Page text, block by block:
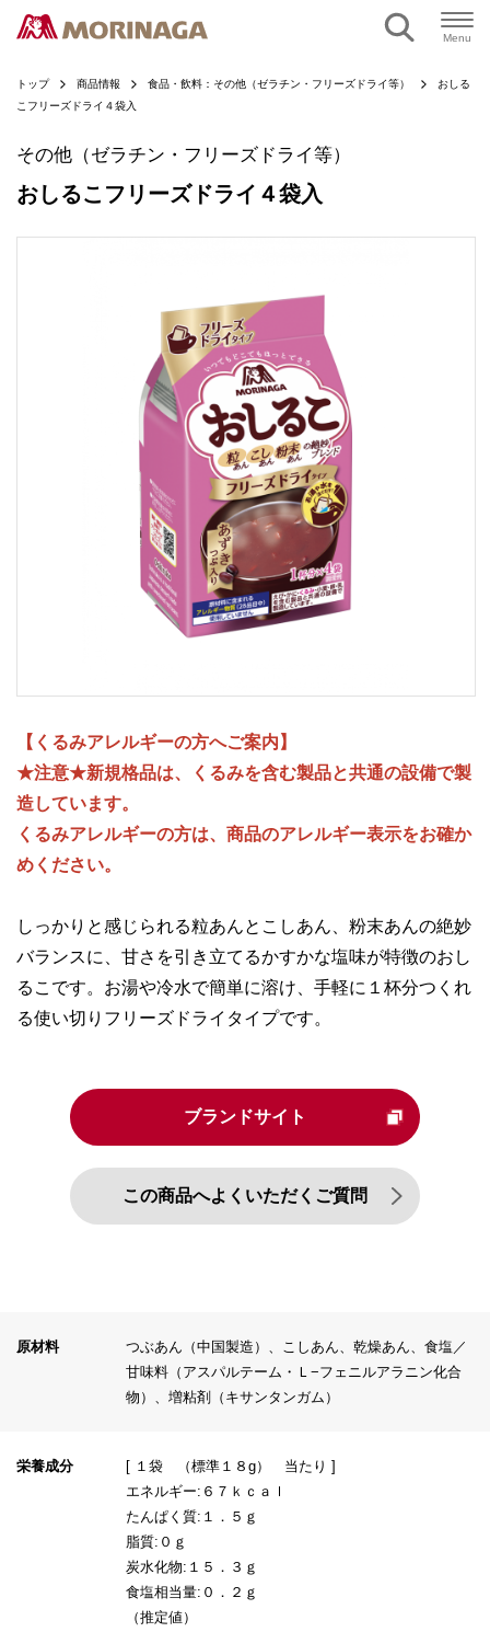
Menu
トップ 商品情報 食品・飲料：その他（ゼラチン・フリーズドライ等）
おしる
こフリーズドライ４袋入
その他（ゼラチン・フリーズドライ等）
おしるこフリーズドライ４袋入
【くるみアレルギーの方へご案内】
★注意★新規格品は、くるみを含む製品と共通の設備で製
造しています。
くるみアレルギーの方は、商品のアレルギー表示をお確か
めください。
しっかりと感じられる粒あんとこしあん、粉末あんの絶妙
バランスに、甘さを引き立てるかすかな塩味が特徴のおし
るこです。お湯や冷水で簡単に溶け、手軽に１杯分つくれ
る使い切りフリーズドライタイプです。
ブランドサイト
この商品へよくいただくご質問
原材料
つぶあん（中国製造）、こしあん、乾燥あん、食塩／
甘味料（アスパルテーム・Ｌ−フェニルアラニン化合
物）、増粘剤（キサンタンガム）
栄養成分
[ １袋 （標準１８g） 当たり ]
エネルギー:６７ｋｃａｌ
たんぱく質:１．５ｇ
脂質:０ｇ
炭水化物:１５．３ｇ
食塩相当量:０．２ｇ
（推定値）